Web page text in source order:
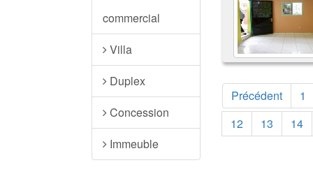
commercial
Villa
Duplex
Concession
Immeuble
Précédent
1
12
13 14